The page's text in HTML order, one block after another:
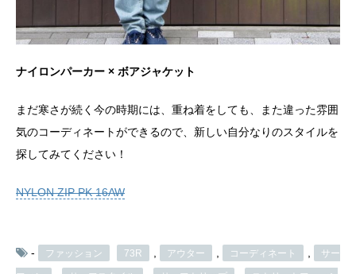
ナイロンパーカー × ボアジャケット
まだ寒さが続く今の時期には、重ね着をしても、また違った雰囲
気のコーディネートができるので、新しい自分なりのスタイルを
探してみてください！
NYLON ZIP PK 16AW
- ファッション 73R , アウター , コーディネート , サー